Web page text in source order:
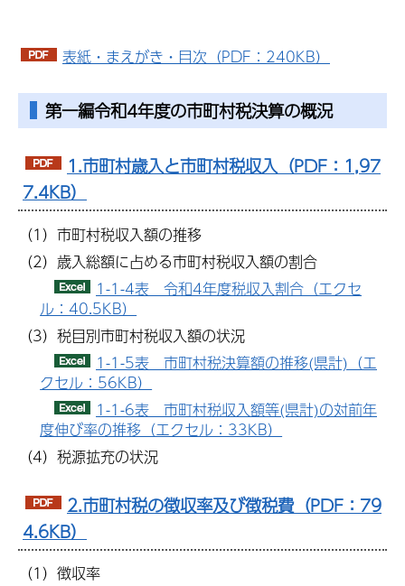
表紙・まえがき・目次（PDF：240KB）
第一編令和4年度の市町村税決算の概況
1.市町村歳入と市町村税収入（PDF：1,97
7.4KB）
（1）市町村税収入額の推移
（2）歳入総額に占める市町村税収入額の割合
1-1-4表 令和4年度税収入割合（エクセ
ル：40.5KB）
（3）税目別市町村税収入額の状況
1-1-5表 市町村税決算額の推移(県計)（エ
クセル：56KB）
1-1-6表 市町村税収入額等(県計)の対前年
度伸び率の推移（エクセル：33KB）
（4）税源拡充の状況
2.市町村税の徴収率及び徴税費（PDF：79
4.6KB）
（1）徴収率